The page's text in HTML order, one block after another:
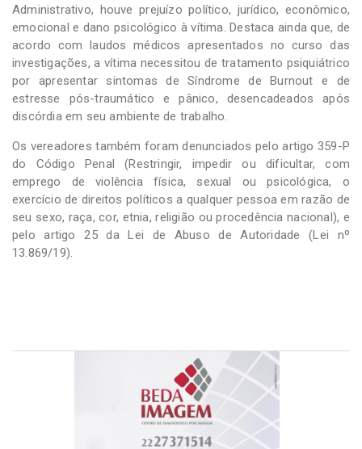
Administrativo, houve prejuízo político, jurídico, econômico,
emocional e dano psicológico à vítima. Destaca ainda que, de
acordo com laudos médicos apresentados no curso das
investigações, a vítima necessitou de tratamento psiquiátrico
por apresentar sintomas de Síndrome de Burnout e de
estresse pós-traumático e pânico, desencadeados após
discórdia em seu ambiente de trabalho.
Os vereadores também foram denunciados pelo artigo 359-P
do Código Penal (Restringir, impedir ou dificultar, com
emprego de violência física, sexual ou psicológica, o
exercício de direitos políticos a qualquer pessoa em razão de
seu sexo, raça, cor, etnia, religião ou procedência nacional), e
pelo artigo 25 da Lei de Abuso de Autoridade (Lei nº
13.869/19).